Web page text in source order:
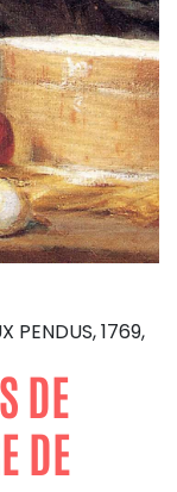
PENDUS, 1769,
DE
DE